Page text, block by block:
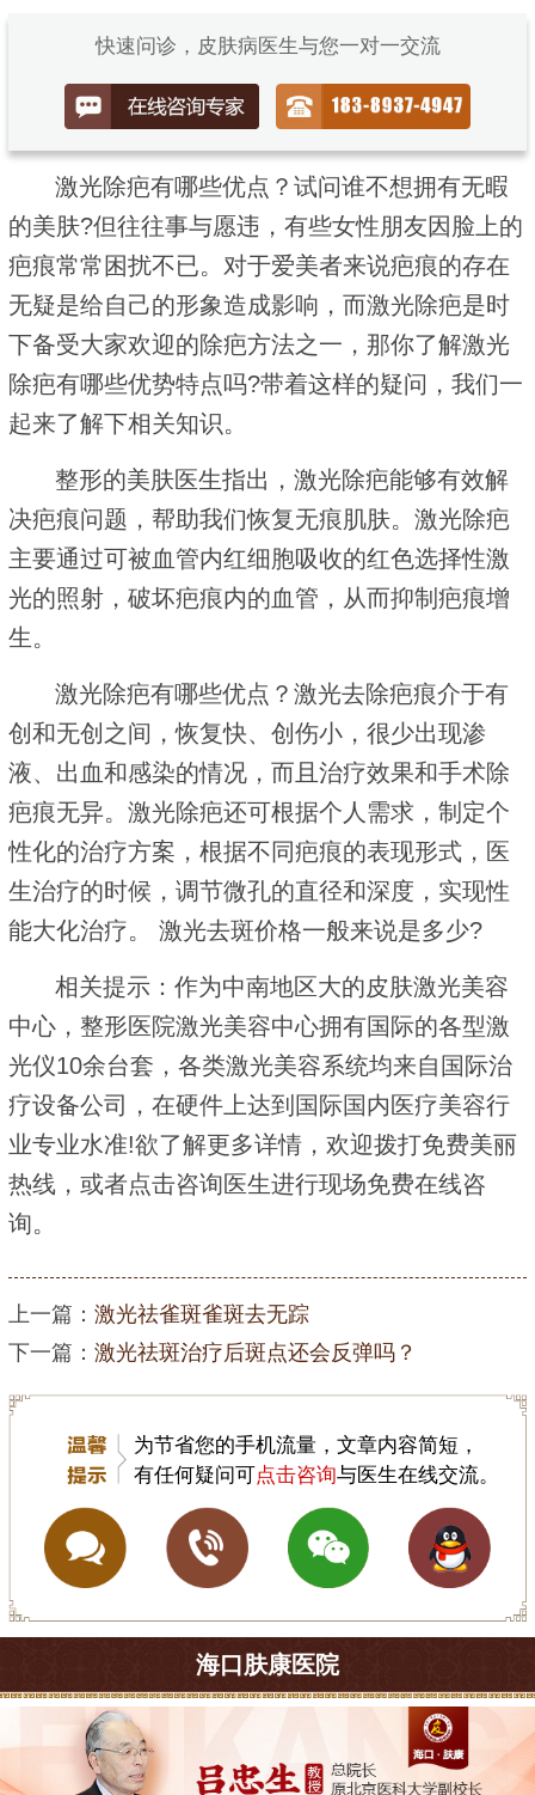
快速问诊，皮肤病医生与您一对一交流
激光除疤有哪些优点？试问谁不想拥有无暇
的美肤?但往往事与愿违，有些女性朋友因脸上的
疤痕常常困扰不已。对于爱美者来说疤痕的存在
无疑是给自己的形象造成影响，而激光除疤是时
下备受大家欢迎的除疤方法之一，那你了解激光
除疤有哪些优势特点吗?带着这样的疑问，我们一
起来了解下相关知识。
整形的美肤医生指出，激光除疤能够有效解
决疤痕问题，帮助我们恢复无痕肌肤。激光除疤
主要通过可被血管内红细胞吸收的红色选择性激
光的照射，破坏疤痕内的血管，从而抑制疤痕增
生。
激光除疤有哪些优点？激光去除疤痕介于有
创和无创之间，恢复快、创伤小，很少出现渗
液、出血和感染的情况，而且治疗效果和手术除
疤痕无异。激光除疤还可根据个人需求，制定个
性化的治疗方案，根据不同疤痕的表现形式，医
生治疗的时候，调节微孔的直径和深度，实现性
能大化治疗。 激光去斑价格一般来说是多少?
相关提示：作为中南地区大的皮肤激光美容
中心，整形医院激光美容中心拥有国际的各型激
光仪10余台套，各类激光美容系统均来自国际治
疗设备公司，在硬件上达到国际国内医疗美容行
业专业水准!欲了解更多详情，欢迎拨打免费美丽
热线，或者点击咨询医生进行现场免费在线咨
询。
上一篇： 激光祛雀斑雀斑去无踪
下一篇： 激光祛斑治疗后斑点还会反弹吗？
为节省您的手机流量，文章内容简短，
有任何疑问可点击咨询与医生在线交流。
海口肤康医院